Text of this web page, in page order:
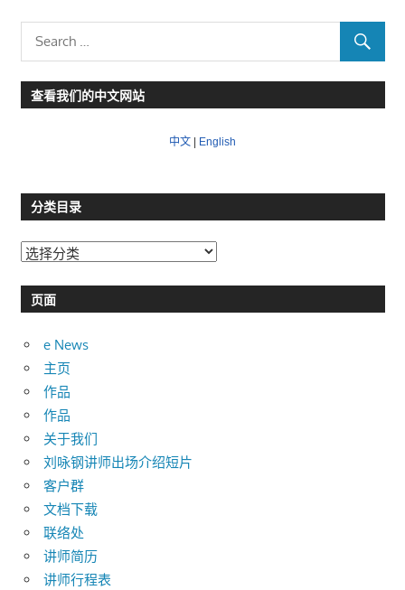
查看我们的中文网站
中文 | English
分类目录
分
目页面
e News
主页
作品
作品
关于我们
刘咏钢讲师出场介绍短片
客户群
文档下载
联络处
讲师简历
讲师行程表